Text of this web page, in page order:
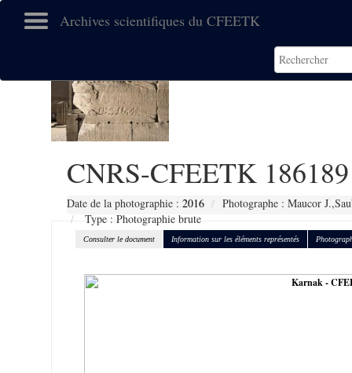
Archives scientifiques du CFEETK
CNRS-CFEETK 186189
Date de la photographie : 2016
Photographe : Maucor
Type : Photographie brute
Consulter le document Information sur les éléments représentés